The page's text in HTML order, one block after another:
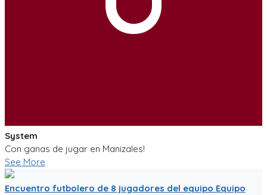
System
Con ganas de jugar en Manizales!
See More
Encuentro futbolero de 8 jugadores del equipo Equipo